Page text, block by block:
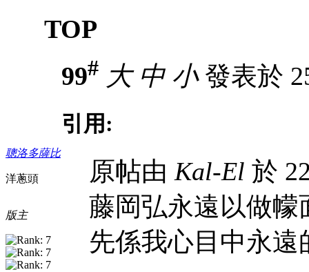
TOP
聰洛多薩比
洋蔥頭
版主
99# 大 中 小發表於
引用:
原帖由 Kal-El 於
藤岡弘永遠以做幪
先係我心目中永遠